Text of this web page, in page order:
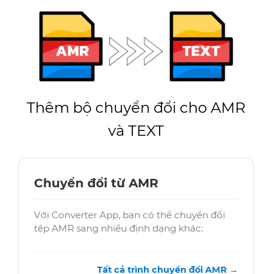
Thêm bộ chuyển đổi cho AMR
và TEXT
Chuyển đổi từ AMR
Với Converter App, bạn có thể chuyển đổi
tệp AMR sang nhiều định dạng khác:
Tất cả trình chuyển đổi AMR →